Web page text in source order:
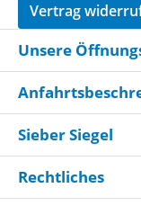
Vertrag
Unsere
Sieber Siegel
Rechtliches